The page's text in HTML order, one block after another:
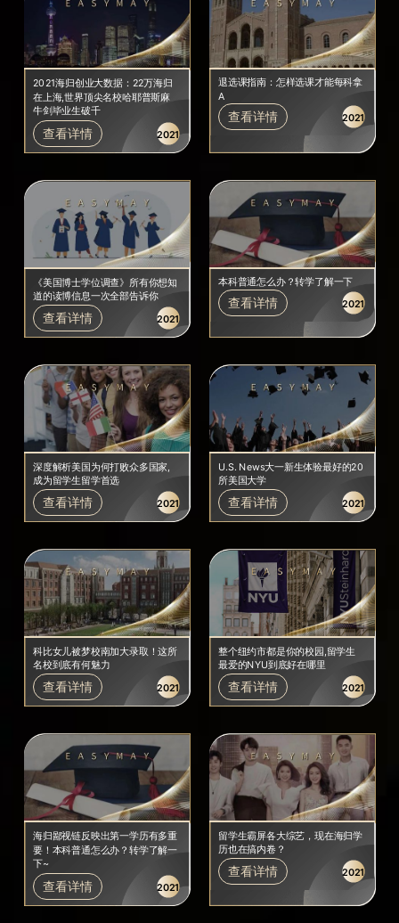
2021海归创业大数据：22万海归
在上海,世界顶尖名校哈耶普斯麻
牛剑毕业生破千
查看详情 2021
退选课指南：怎样选课才能每科拿
A
查看详情 2021
《美国博士学位调查》所有你想知
道的读博信息一次全部告诉你
查看详情 2021
本科普通怎么办？转学了解一下
查看详情 2021
深度解析美国为何打败众多国家,
成为留学生留学首选
查看详情 2021
U.S. News大一新生体验最好的20
所美国大学
查看详情 2021
科比女儿被梦校南加大录取！这所
名校到底有何魅力
查看详情 2021
整个纽约市都是你的校园,留学生
最爱的NYU到底好在哪里
查看详情 2021
海归鄙视链反映出第一学历有多重
要！本科普通怎么办？转学了解一
下~
查看详情 2021
留学生霸屏各大综艺，现在海归学
历也在搞内卷？
查看详情 2021